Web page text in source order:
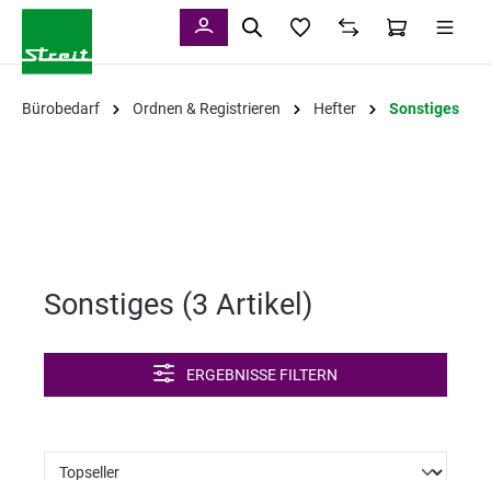
Bürobedarf Ordnen & Registrieren Hefter Sonstiges
Sonstiges (3 Artikel )
ERGEBNISSE FILTERN